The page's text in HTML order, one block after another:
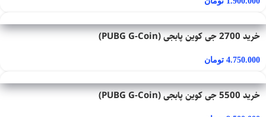
خرید 2700 جی کوین پابجی (PUBG G-Coin)
4.750.000 تومان
خرید 5500 جی کوین پابجی (PUBG G-Coin)